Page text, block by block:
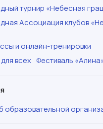
турнир «Небесная
Ассоциация клубов
и онлайн-тренировки
всех Фестиваль
образовательной